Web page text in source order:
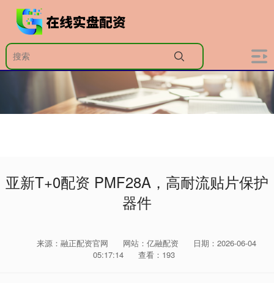
亚新T+0配资 PMF28A，高耐流贴片保护
器件
来源：融正配资官网 网站：亿融配资
日期：2026-06-04
05:17:14
查看：193